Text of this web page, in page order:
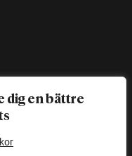
dig en bättre